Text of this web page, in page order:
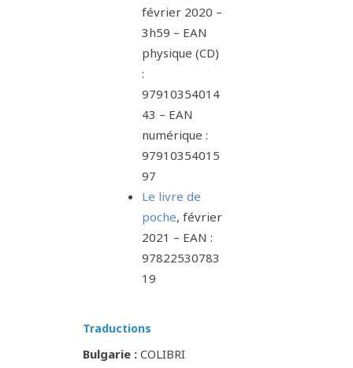
février 2020 –
3h59 – EAN
physique (CD)
:
97910354014
43 – EAN
numérique :
97910354015
97
Le livre de
poche, février
2021 – EAN :
97822530783
19
Traductions
Bulgarie :COLIBRI